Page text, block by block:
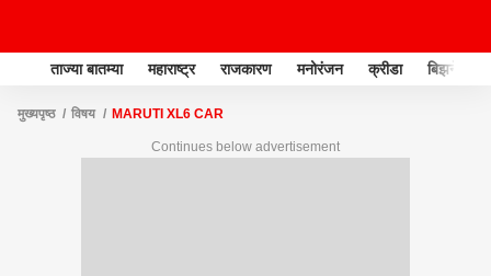
ताज्या बातम्या महाराष्ट्र राजकारण मनोरंजन क्रीडा बिझनेस
मुख्यपृष्ठ विषय MARUTI XL6 CAR
Continues below advertisement